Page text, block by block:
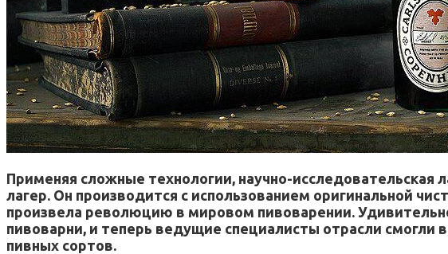
Применяя сложные технологии, научно-
лагер. Он производится с использованием оригинальной
произвела революцию в мировом пивоварении.
пивоварни, и теперь ведущие специалисты отрасли
пивных сортов.